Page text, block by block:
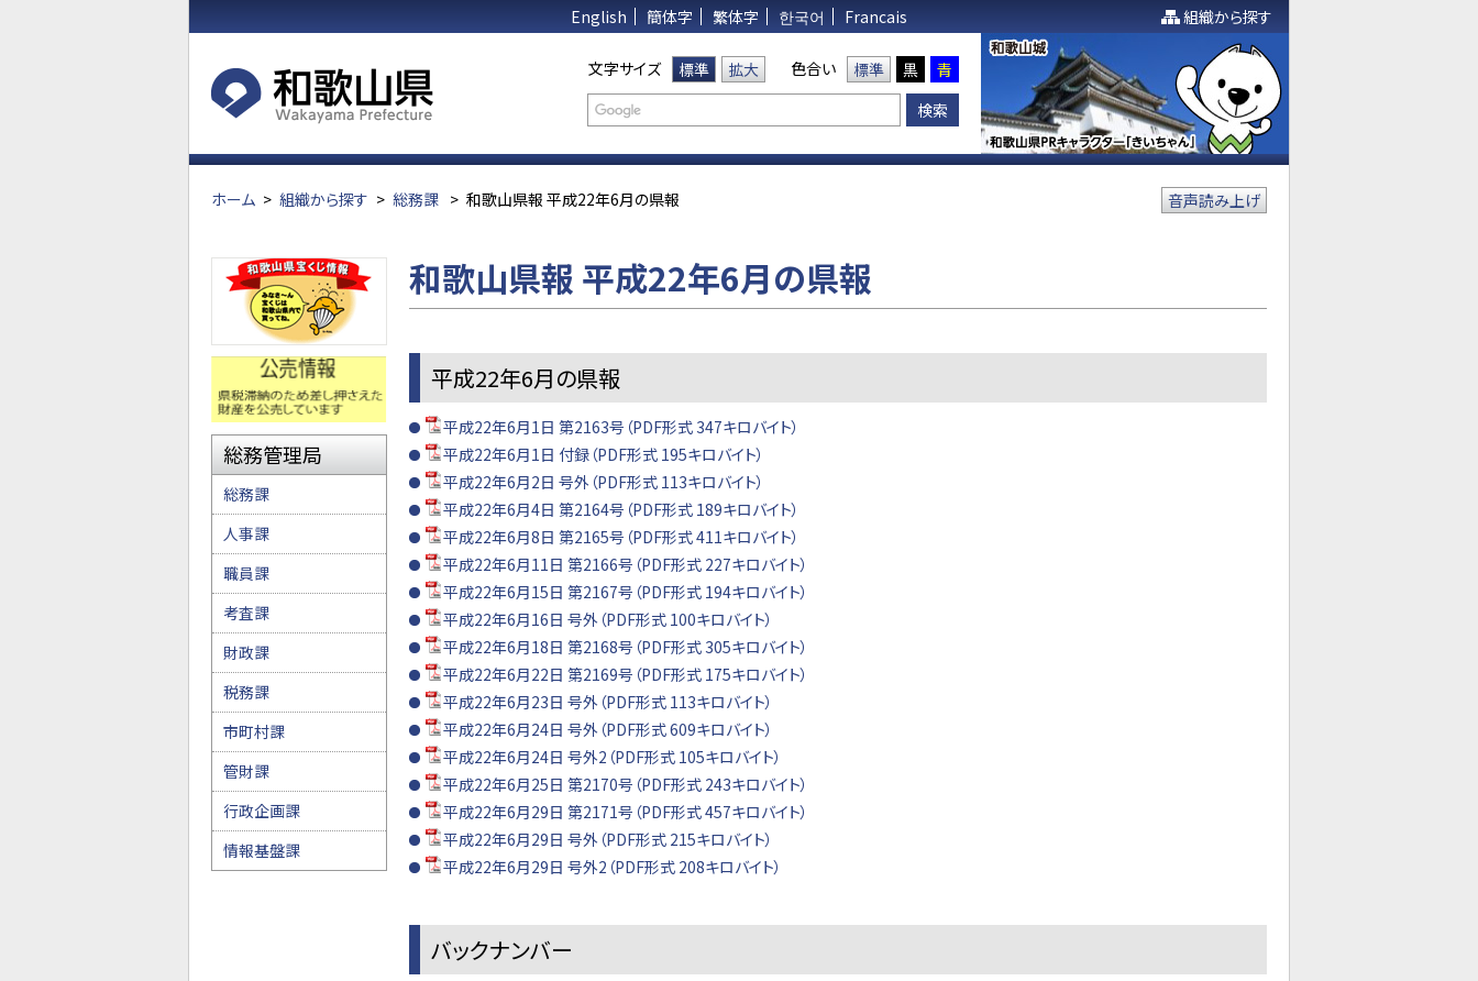
English 簡体字 繁体字 한국어 Francais 組織から探す
文字サイズ 標準 拡大 色合い 標準 黒 青
ホーム > 組織から探す > 総務課 > 和歌山県報 平成22年6月の県報 音声読み上げ
和歌山県報 平成22年6月の県報
平成22年6月の県報
平成22年6月1日 第2163号（PDF形式 347キロバイト）
平成22年6月1日 付録（PDF形式 195キロバイト）
平成22年6月2日 号外（PDF形式 113キロバイト）
平成22年6月4日 第2164号（PDF形式 189キロバイト）
平成22年6月8日 第2165号（PDF形式 411キロバイト）
平成22年6月11日 第2166号（PDF形式 227キロバイト）
平成22年6月15日 第2167号（PDF形式 194キロバイト）
平成22年6月16日 号外（PDF形式 100キロバイト）
平成22年6月18日 第2168号（PDF形式 305キロバイト）
平成22年6月22日 第2169号（PDF形式 175キロバイト）
平成22年6月23日 号外（PDF形式 113キロバイト）
平成22年6月24日 号外（PDF形式 609キロバイト）
平成22年6月24日 号外2（PDF形式 105キロバイト）
平成22年6月25日 第2170号（PDF形式 243キロバイト）
平成22年6月29日 第2171号（PDF形式 457キロバイト）
平成22年6月29日 号外（PDF形式 215キロバイト）
平成22年6月29日 号外2（PDF形式 208キロバイト）
バックナンバー
総務管理局
総務課
人事課
職員課
考査課
財政課
税務課
市町村課
管財課
行政企画課
情報基盤課